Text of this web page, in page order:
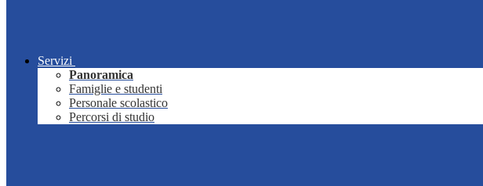
Servizi
Panoramica
Famiglie e studenti
Personale scolastico
Percorsi di studio